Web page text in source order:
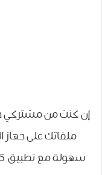
ملفاتك على جهاز